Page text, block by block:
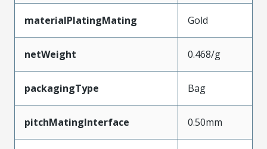
materialPlatingMating Gold
netWeight 0.468/g
packagingType Bag
pitchMatingInterface 0.50mm